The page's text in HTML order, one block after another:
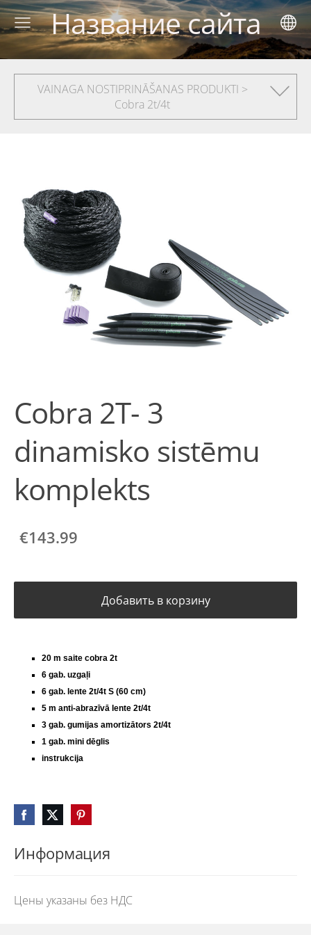
Название сайта
VAINAGA NOSTIPRINĀŠANAS PRODUKTI >
Cobra 2t/4t
Информация
Цены указаны без НДС
Cobra 2T- 3
dinamisko sistēmu
komplekts
€143.99
Добавить в корзину
20 m saite cobra 2t
6 gab. uzgaļi
6 gab. lente 2t/4t S (60 cm)
5 m anti-abrazīvā lente 2t/4t
3 gab. gumijas amortizātors 2t/4t
1 gab. mini dēglis
instrukcija